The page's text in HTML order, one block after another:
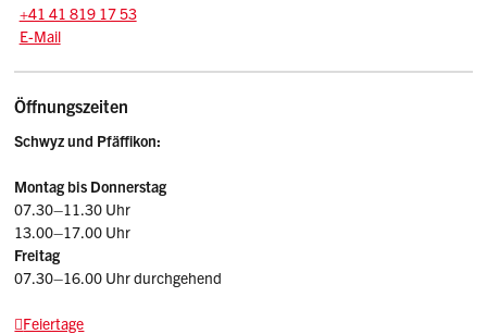
Tel.:
+41 41 819 17 53
E-Mail: adminpf.vasz
E-Mail
Öffnungszeiten
Schwyz und Pfäffikon:
Montag bis Donnerstag
07.30–11.30 Uhr
13.00–17.00 Uhr
Freitag
07.30–16.00 Uhr durchgehend
Feiertage